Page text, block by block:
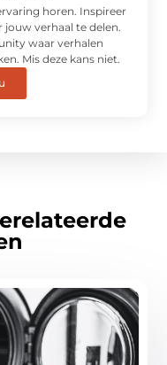
horen. Inspireer
verhaal te delen.
waar verhalen
Mis deze kans niet.